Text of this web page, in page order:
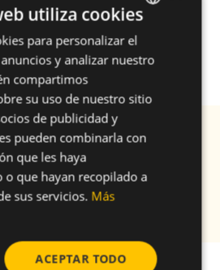
y soporte
unarchive
Muestras
ENGLISH
SPANISH
FRENCH
utiliza cookies
para personalizar el
y analizar nuestro
compartimos
su uso de nuestro sitio
de publicidad y
pueden combinarla con
que les haya
que hayan recopilado a
sus servicios. Más
ACEPTAR TODO